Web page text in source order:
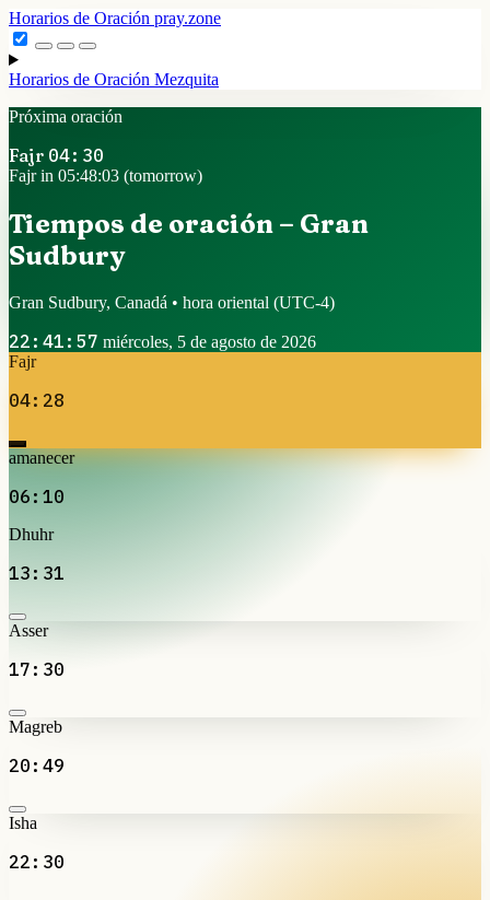
Horarios de Oración pray.zone
Horarios de Oración Mezquita
Próxima oración
Fajr 04:30
Fajr in 05:48:02 (tomorrow)
Tiempos de oración – Gran
Sudbury
Gran Sudbury, Canadá • hora oriental (UTC-4)
22:41:58 miércoles, 5 de agosto de 2026
Fajr
04:28
amanecer
06:10
Dhuhr
13:31
Asser
17:30
Magreb
20:49
Isha
22:30